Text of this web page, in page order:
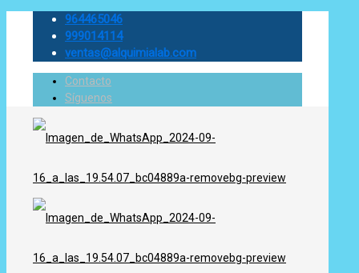
964465046
999014114
ventas@alquimialab.com
Contacto
Síguenos